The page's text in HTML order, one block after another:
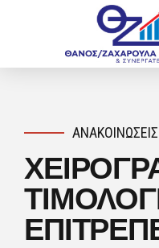
ΑΝΑΚΟΙΝΏΣΕΙΣ